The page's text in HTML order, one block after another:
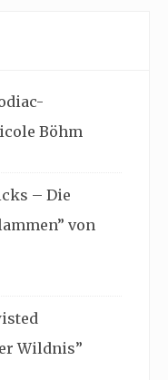
Böhm
– Die
von
Wildnis”